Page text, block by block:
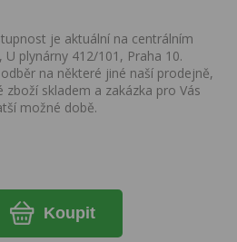
je aktuální na centrálním
plynárny 412/101, Praha 10.
na některé jiné naší prodejně,
skladem a zakázka pro Vás
možné době.
Koupit